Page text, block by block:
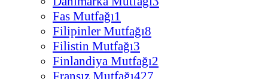
Fas Mutfağı1
Filipinler Mutfağı8
Filistin Mutfağı3
Finlandiya Mutfağı2
Fransız Mutfağı427